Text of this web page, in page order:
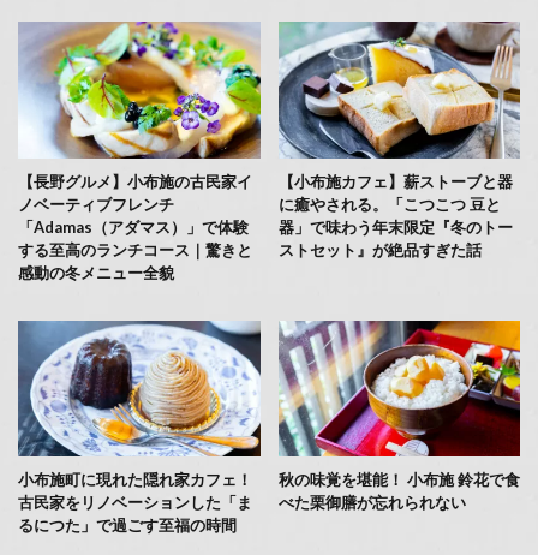
【長野グルメ】小布施の古民家イ
ノベーティブフレンチ
「Adamas（アダマス）」で体験
する至高のランチコース｜驚きと
感動の冬メニュー全貌
【小布施カフェ】薪ストーブと器
に癒やされる。「こつこつ 豆と
器」で味わう年末限定『冬のトー
ストセット』が絶品すぎた話
小布施町に現れた隠れ家カフェ！
古民家をリノベーションした「ま
るにつた」で過ごす至福の時間
秋の味覚を堪能！ 小布施 鈴花で食
べた栗御膳が忘れられない